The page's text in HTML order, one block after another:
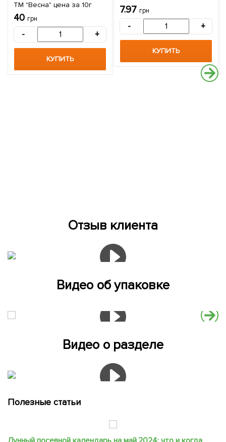
ТМ "Весна" цена за 10г
40 грн
- +
КУПИТЬ
7.97 грн
- +
КУПИТЬ
Отзыв клиента
Видео об упаковке
Видео о разделе
Полезные статьи